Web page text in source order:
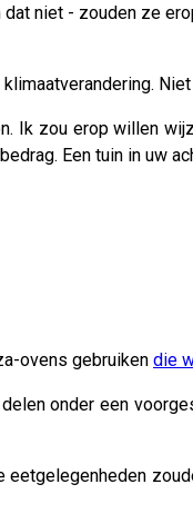
niet - zouden ze
Ik zou erop willen
Een tuin in uw
ovens gebruiken die
onder een
eetgelegenheden